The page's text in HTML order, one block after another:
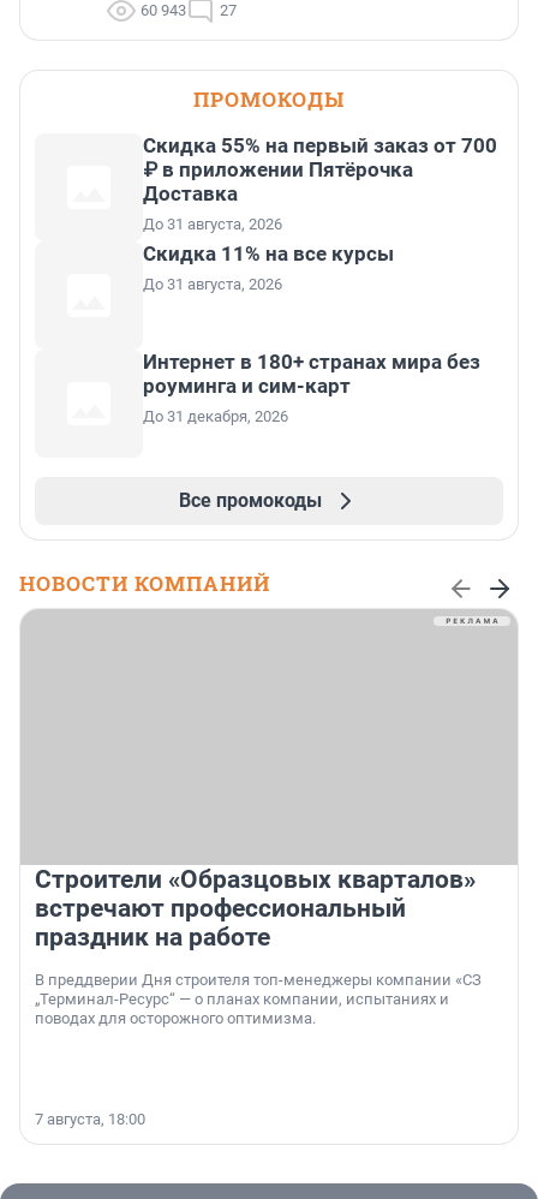
60 943 27
ПРОМОКОДЫ
Скидка 55% на первый заказ от 700
₽ в приложении Пятёрочка
Доставка
До 31 августа, 2026
Скидка 11% на все курсы
До 31 августа, 2026
Интернет в 180+ странах мира без
роуминга и сим-карт
До 31 декабря, 2026
Все промокоды
НОВОСТИ КОМПАНИЙ
Строители «Образцовых кварталов»
встречают профессиональный
праздник на работе
В преддверии Дня строителя топ-менеджеры компании «СЗ
„Терминал-Ресурс“ — о планах компании, испытаниях и
поводах для осторожного оптимизма.
7 августа, 18:00